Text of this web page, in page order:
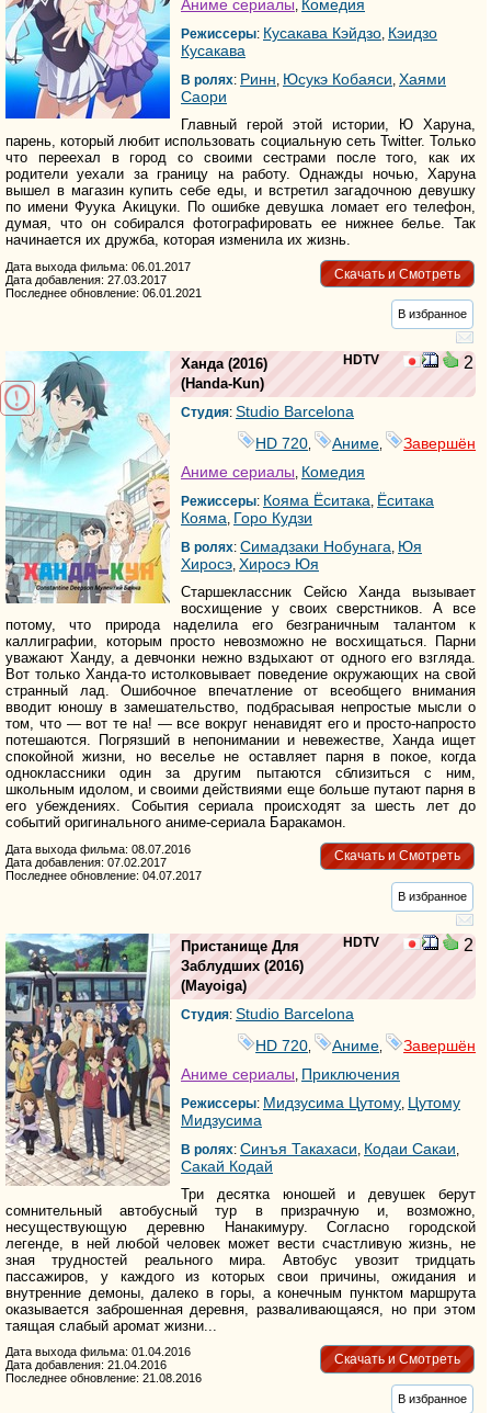
Аниме сериалы, Комедия
Режиссеры: Кусакава Кэйдзо, Кэидзо
Кусакава
В ролях: Ринн, Юсукэ Кобаяси, Хаями
Саори
Главный герой этой истории, Ю Харуна,
парень, который любит использовать социальную сеть Twitter. Только
что переехал в город со своими сестрами после того, как их
родители уехали за границу на работу. Однажды ночью, Харуна
вышел в магазин купить себе еды, и встретил загадочною девушку
по имени Фуука Акицуки. По ошибке девушка ломает его телефон,
думая, что он собирался фотографировать ее нижнее белье. Так
начинается их дружба, которая изменила их жизнь.
Скачать и Смотреть
Дата выхода фильма: 06.01.2017
Дата добавления: 27.03.2017
Последнее обновление: 06.01.2021
В избранное
HDTV 2
Ханда (2016)
(Handa-Kun)
Студия: Studio Barcelona
HD 720
Аниме
Завершён
Аниме сериалы, Комедия
Режиссеры: Кояма Ёситака, Ёситака
Кояма, Горо Кудзи
В ролях: Симадзаки Нобунага, Юя
Хиросэ, Хиросэ Юя
Старшеклассник Сейсю Ханда вызывает
восхищение у своих сверстников. А все
потому, что природа наделила его безграничным талантом к
каллиграфии, которым просто невозможно не восхищаться. Парни
уважают Ханду, а девчонки нежно вздыхают от одного его взгляда.
Вот только Ханда-то истолковывает поведение окружающих на свой
странный лад. Ошибочное впечатление от всеобщего внимания
вводит юношу в замешательство, подбрасывая непростые мысли о
том, что — вот те на! — все вокруг ненавидят его и просто-напросто
потешаются. Погрязший в непонимании и невежестве, Ханда ищет
спокойной жизни, но веселье не оставляет парня в покое, когда
одноклассники один за другим пытаются сблизиться с ним,
школьным идолом, и своими действиями еще больше путают парня в
его убеждениях. События сериала происходят за шесть лет до
событий оригинального аниме-сериала Баракамон.
Скачать и Смотреть
Дата выхода фильма: 08.07.2016
Дата добавления: 07.02.2017
Последнее обновление: 04.07.2017
В избранное
HDTV 2
Пристанище Для
Заблудших (2016)
(Mayoiga)
Студия: Studio Barcelona
HD 720
Аниме
Завершён
Аниме сериалы Приключения
Режиссеры: Мидзусима Цутому Цутому
Мидзусима
В ролях: Синъя Такахаси Кодаи Сакаи
Сакай Кодай
Три десятка юношей и девушек берут
сомнительный автобусный тур в призрачную и, возможно,
несуществующую деревню Нанакимуру. Согласно городской
легенде, в ней любой человек может вести счастливую жизнь, не
зная трудностей реального мира. Автобус увозит тридцать
пассажиров, у каждого из которых свои причины, ожидания и
внутренние демоны, далеко в горы, а конечным пунктом маршрута
оказывается заброшенная деревня, разваливающаяся, но при этом
таящая слабый аромат жизни...
Скачать и Смотреть
Дата выхода фильма: 01.04.2016
Дата добавления: 21.04.2016
Последнее обновление: 21.08.2016
В избранное